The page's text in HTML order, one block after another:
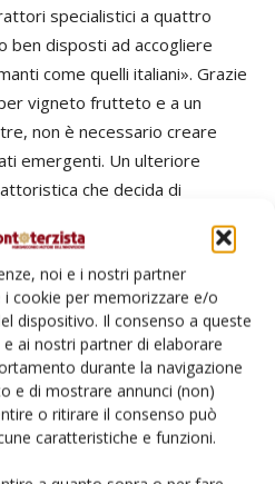
noi e i nostri partner
cookie per memorizzare e/o
dispositivo. Il consenso a queste
ai nostri partner di elaborare
durante la navigazione
e di mostrare annunci (non)
o ritirare il consenso può
caratteristiche e funzioni.
specialistici a quattro
ben disposti ad accogliere
come quelli italiani». Grazie
vigneto frutteto e a un
non è necessario creare
emergenti. Un ulteriore
che decida di
la kermesse per il lancio dei
della stampa anche